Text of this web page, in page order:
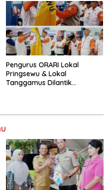
Kurang dari 30 Menit
Pengurus ORARI Lokal
Pringsewu & Lokal
Tanggamus Dilantik